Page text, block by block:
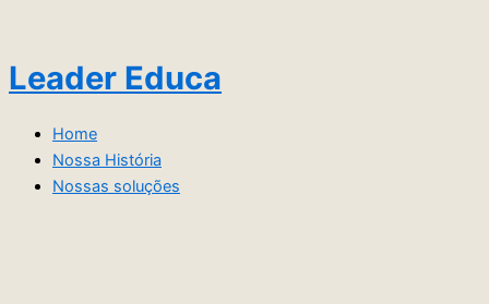
o
conteúdo
Leader Educa
Home
Nossa História
Nossas soluções